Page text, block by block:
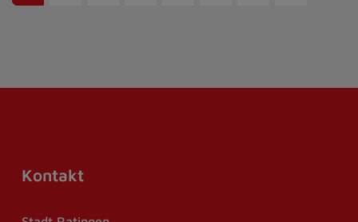
Kontakt